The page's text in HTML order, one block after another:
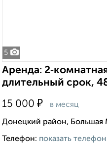
5
Аренда:
длительный срок,
15 000 ₽ в месяц
Донецкий район, Большая
Телефон: показать телефон